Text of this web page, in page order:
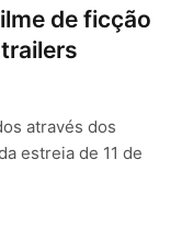
de ficção
através dos
estreia de 11 de